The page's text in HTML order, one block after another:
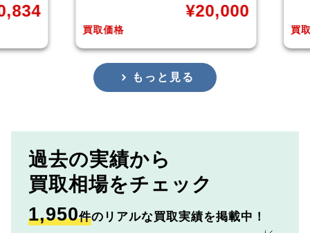
買取価格
¥33,249
買
もっと見る
過去の実績から
買取相場をチェック
1,950件のリアルな買取実績を掲載中！